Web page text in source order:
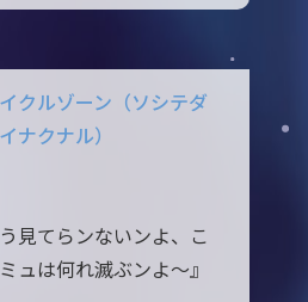
クルゾーン（ソシテダ
ナクナル）
う見てらンないンよ、こ
ュは何れ滅ぶンよ～』